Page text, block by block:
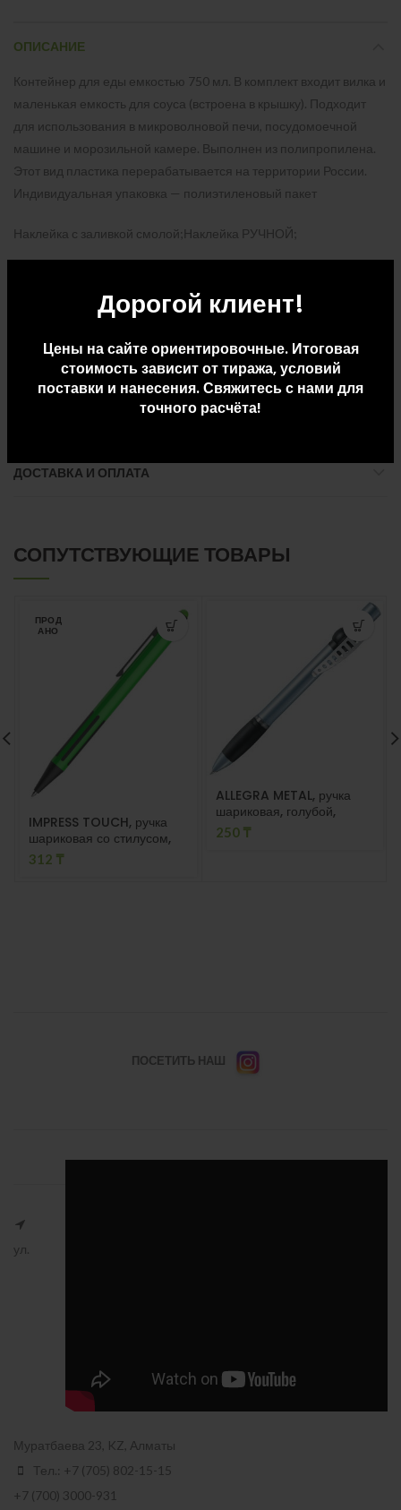
Дорогой клиент!
Цены на сайте ориентировочные. Итоговая
стоимость зависит от тиража, условий
поставки и нанесения. Свяжитесь с нами для
точного расчёта!
ОПИСАНИЕ
Контейнер для еды емкостью 750 мл. В комплект входит вилка и
маленькая емкость для соуса (встроена в крышку). Подходит
для использования в микроволновой печи, посудомоечной
машине и морозильной камере. Выполнен из полипропилена.
Этот вид пластика перерабатывается на территории России.
Индивидуальная упаковка — полиэтиленовый пакет
Наклейка с заливкой смолой;Наклейка РУЧНОЙ;
Размер упаковки: Д 54 x Ш 43 x В 40
Вес упаковки: 4.5
ДОСТАВКА И ОПЛАТА
СОПУТСТВУЮЩИЕ ТОВАРЫ
ПРОД
АНО
IMPRESS TOUCH, ручка
шариковая со стилусом,
зеленый/черный,
алюминий, пластик,
312 ₸
ALLEGRA METAL, ручка
шариковая, голубой,
металл
250 ₸
ПОСЕТИТЬ НАШ
ул.
Муратбаева 23, KZ, Алматы
Тел.: +7 (705) 802-15-15
+7 (700) 3000-931